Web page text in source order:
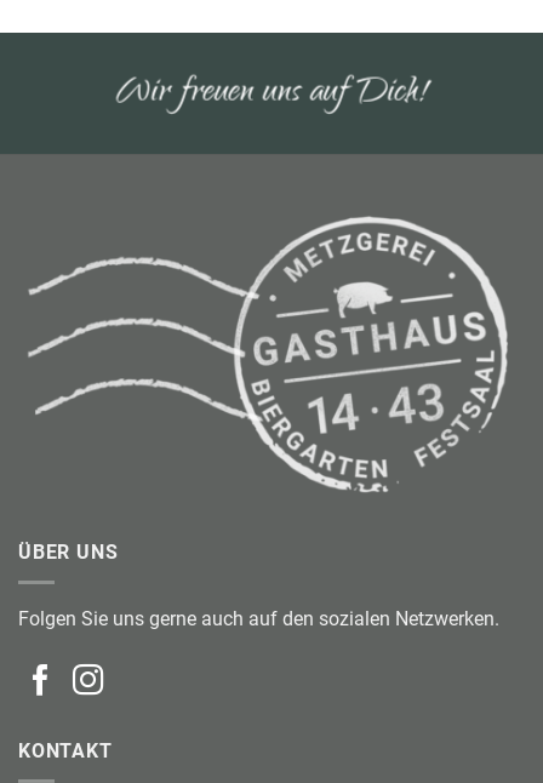
Wir freuen uns auf Dich!
ÜBER UNS
Folgen Sie uns gerne auch auf den sozialen Netzwerken.
KONTAKT